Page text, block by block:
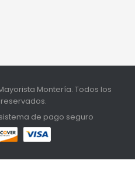
Montería. Todos los
de pago seguro